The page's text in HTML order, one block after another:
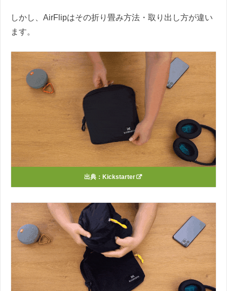
しかし、AirFlipはその折り畳み方法・取り出し方が違い
ます。
出典： Kickstarter